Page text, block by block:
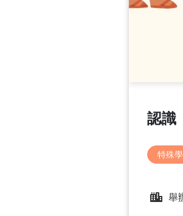
認識
特殊
舉